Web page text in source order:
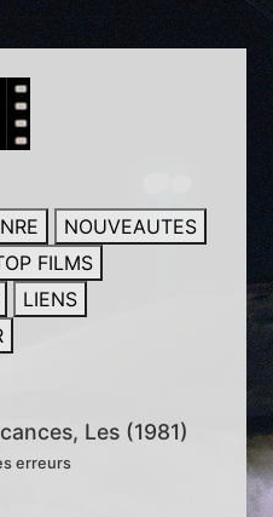
NOUVEAUTES
FILMS
LIENS
Les (1981)
erreurs